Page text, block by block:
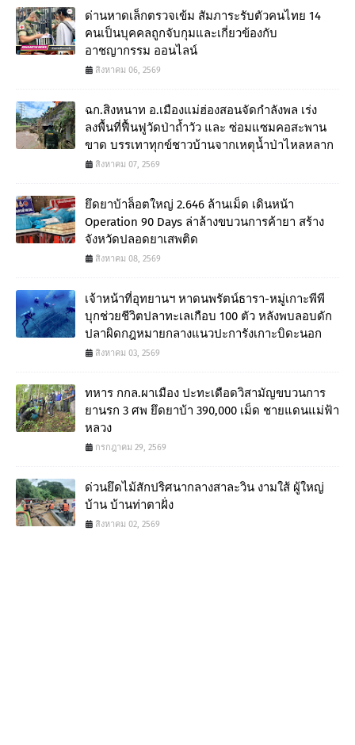
ด่านหาดเล็กตรวจเข้ม สัมภาระรับตัวคนไทย 14
คนเป็นบุคคลถูกจับกุมและเกี่ยวข้องกับ
อาชญากรรม ออนไลน์
สิงหาคม 06, 2569
ฉก.สิงหนาท อ.เมืองแม่ฮ่องสอนจัดกำลังพล เร่ง
ลงพื้นที่ฟื้นฟูวัดป่าถ้ำวัว และ ซ่อมแซมคอสะพาน
ขาด บรรเทาทุกข์ชาวบ้านจากเหตุน้ำป่าไหลหลาก
สิงหาคม 07, 2569
ยึดยาบ้าล็อตใหญ่ 2.646 ล้านเม็ด เดินหน้า
Operation 90 Days ล่าล้างขบวนการค้ายา สร้าง
จังหวัดปลอดยาเสพติด
สิงหาคม 08, 2569
เจ้าหน้าที่อุทยานฯ หาดนพรัตน์ธารา-หมู่เกาะพีพี
บุกช่วยชีวิตปลาทะเลเกือบ 100 ตัว หลังพบลอบดัก
ปลาผิดกฎหมายกลางแนวปะการังเกาะบิดะนอก
สิงหาคม 03, 2569
ทหาร กกล.ผาเมือง ปะทะเดือดวิสามัญขบวนการ
ยานรก 3 ศพ ยึดยาบ้า 390,000 เม็ด ชายแดนแม่ฟ้า
หลวง
กรกฎาคม 29, 2569
ด่วนยึดไม้สักปริศนากลางสาละวิน งามใส้ ผู้ใหญ่
บ้าน บ้านท่าตาฝั่ง
สิงหาคม 02, 2569